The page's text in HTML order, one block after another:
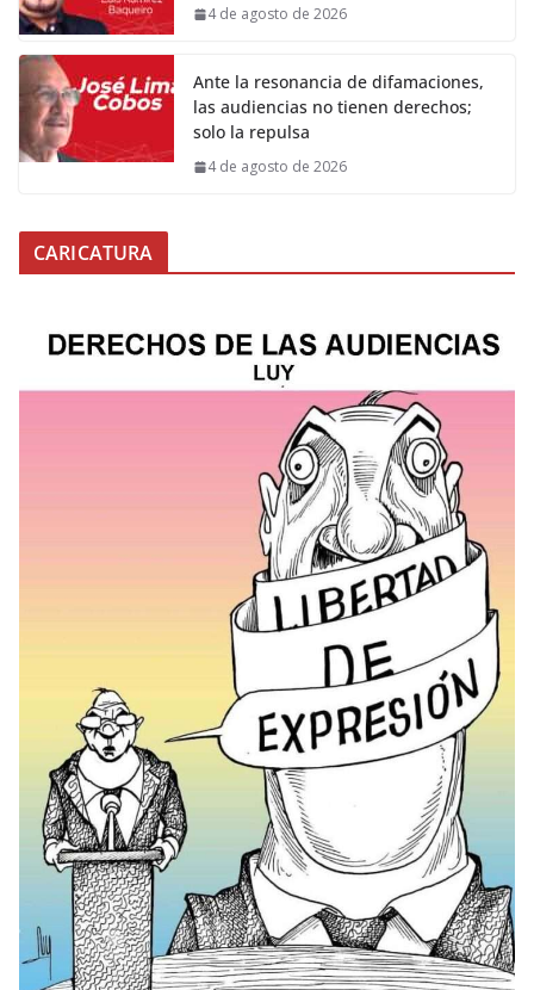
4 de agosto de 2026
Ante la resonancia de difamaciones,
las audiencias no tienen derechos;
solo la repulsa
4 de agosto de 2026
CARICATURA